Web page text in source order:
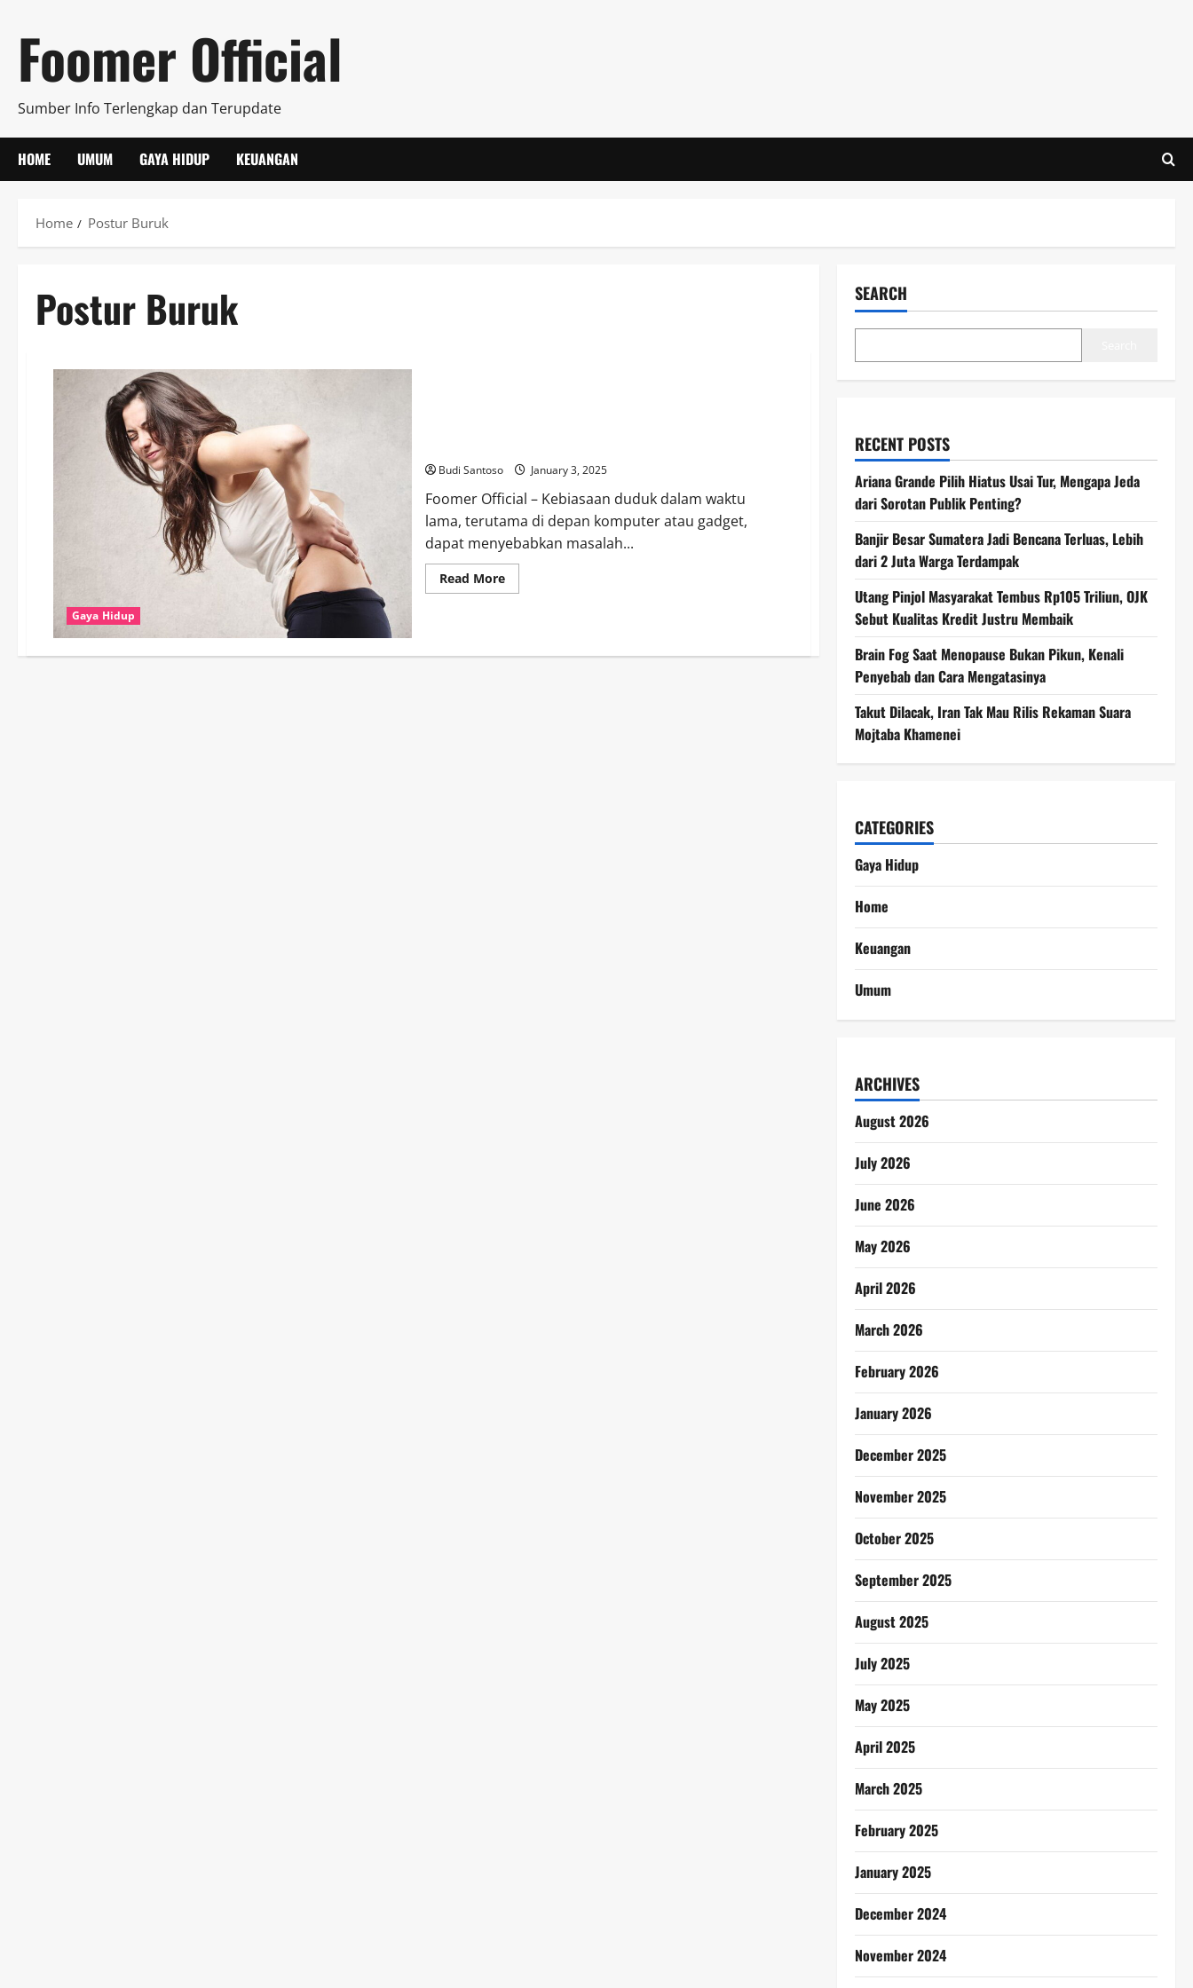
content
Foomer Official
Sumber Info Terlengkap dan Terupdate
HOME UMUM GAYA HIDUP KEUANGAN
Home Postur Buruk
Postur Buruk
Gaya Hidup
Budi Santoso January 3, 2025
Foomer Official – Kebiasaan duduk dalam waktu
lama, terutama di depan komputer atau gadget,
dapat menyebabkan masalah...
Read MoreRead
more
Mengatasi
SEARCH
RECENT POSTS
Ariana Grande Pilih Hiatus Usai Tur, Mengapa Jeda
dari Sorotan Publik Penting?
Banjir Besar Sumatera Jadi Bencana Terluas, Lebih
dari 2 Juta Warga Terdampak
Utang Pinjol Masyarakat Tembus Rp105 Triliun, OJK
Sebut Kualitas Kredit Justru Membaik
Brain Fog Saat Menopause Bukan Pikun, Kenali
Penyebab dan Cara Mengatasinya
Takut Dilacak, Iran Tak Mau Rilis Rekaman Suara
Mojtaba Khamenei
CATEGORIES
Gaya Hidup
Home
Keuangan
Umum
ARCHIVES
August 2026
July 2026
June 2026
May 2026
April 2026
March 2026
February 2026
January 2026
December 2025
November 2025
October 2025
September 2025
August 2025
July 2025
May 2025
April 2025
March 2025
February 2025
January 2025
December 2024
November 2024